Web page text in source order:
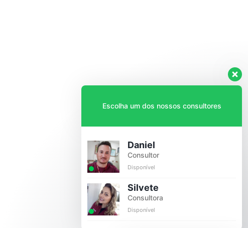
Escolha um dos nossos consultores
Daniel
Consultor
Disponível
Silvete
Consultora
Disponível